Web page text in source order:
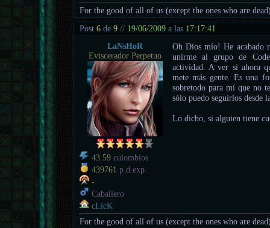
For the good of all of us (except the ones who are
Post6 de9 // 19/06/2009 a las 17:17:41
LaNsHoR
Eviscerador Perpetuo
43.59 culombios
439761 p.d.exp.
-
Caballero
cLicK
Oh Dios mío! He acabado
unirme al grupo de
actividad. A ver si ahora
mete más gente. Es una
sobretodo para mí que no
sólo puedo seguirlos desde
Lo dicho, si alguien tiene
For the good of all of us (except the ones who are